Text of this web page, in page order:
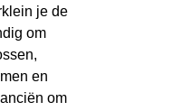
je de
om
en
om